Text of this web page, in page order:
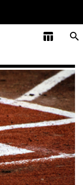
table_chart search